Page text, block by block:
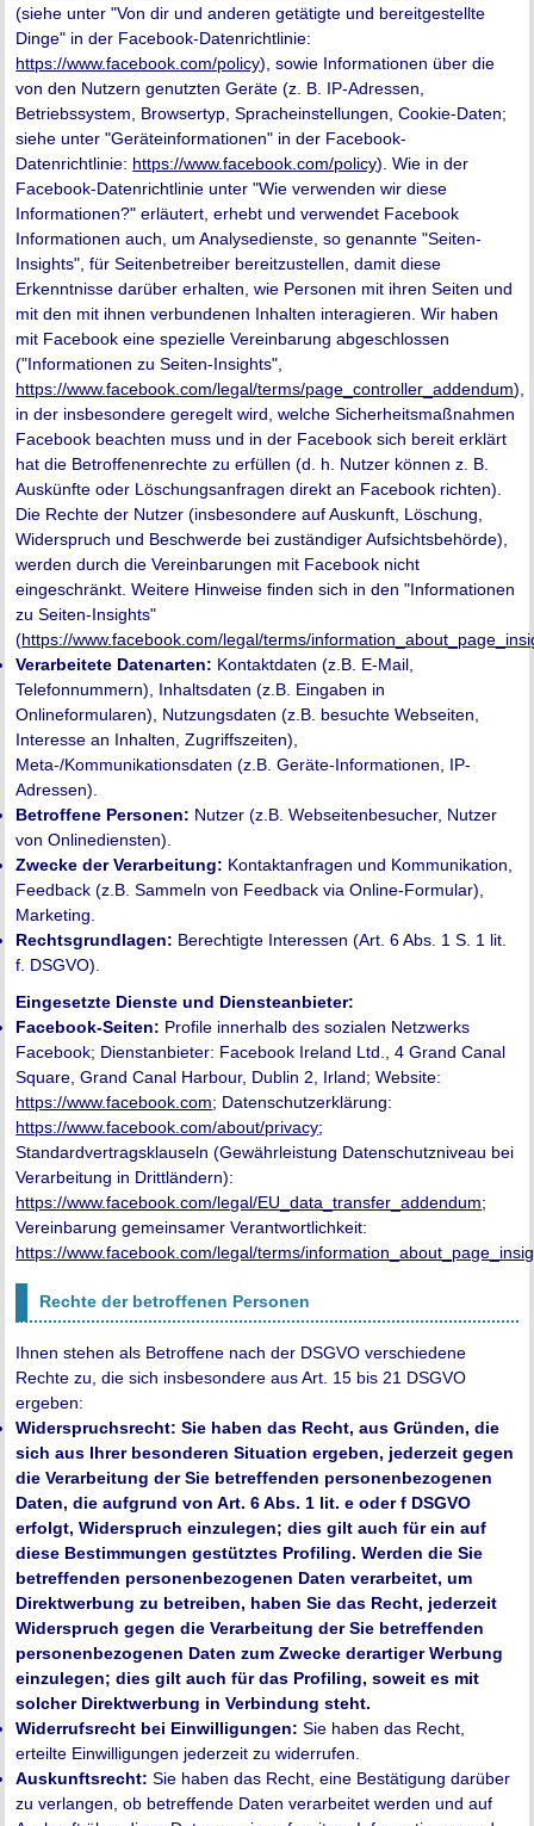
(siehe unter "Von dir und anderen getätigte und bereitgestellte
Dinge" in der Facebook-Datenrichtlinie:
https://www.facebook.com/policy), sowie Informationen über die
von den Nutzern genutzten Geräte (z. B. IP-Adressen,
Betriebssystem, Browsertyp, Spracheinstellungen, Cookie-Daten;
siehe unter "Geräteinformationen" in der Facebook-
Datenrichtlinie: https://www.facebook.com/policy). Wie in der
Facebook-Datenrichtlinie unter "Wie verwenden wir diese
Informationen?" erläutert, erhebt und verwendet Facebook
Informationen auch, um Analysedienste, so genannte "Seiten-
Insights", für Seitenbetreiber bereitzustellen, damit diese
Erkenntnisse darüber erhalten, wie Personen mit ihren Seiten und
mit den mit ihnen verbundenen Inhalten interagieren. Wir haben
mit Facebook eine spezielle Vereinbarung abgeschlossen
("Informationen zu Seiten-Insights",
https://www.facebook.com/legal/terms/page_controller_addendum),
in der insbesondere geregelt wird, welche Sicherheitsmaßnahmen
Facebook beachten muss und in der Facebook sich bereit erklärt
hat die Betroffenenrechte zu erfüllen (d. h. Nutzer können z. B.
Auskünfte oder Löschungsanfragen direkt an Facebook richten).
Die Rechte der Nutzer (insbesondere auf Auskunft, Löschung,
Widerspruch und Beschwerde bei zuständiger Aufsichtsbehörde),
werden durch die Vereinbarungen mit Facebook nicht
eingeschränkt. Weitere Hinweise finden sich in den "Informationen
zu Seiten-Insights"
(https://www.facebook.com/legal/terms/
Verarbeitete Datenarten: Kontaktdaten (z.B. E-Mail,
Telefonnummern), Inhaltsdaten (z.B. Eingaben in
Onlineformularen), Nutzungsdaten (z.B. besuchte Webseiten,
Interesse an Inhalten, Zugriffszeiten),
Meta-/Kommunikationsdaten (z.B. Geräte-Informationen, IP-
Adressen).
Betroffene Personen: Nutzer (z.B. Webseitenbesucher, Nutzer
von Onlinediensten).
Zwecke der Verarbeitung: Kontaktanfragen und Kommunikation,
Feedback (z.B. Sammeln von Feedback via Online-Formular),
Marketing.
Rechtsgrundlagen: Berechtigte Interessen (Art. 6 Abs. 1 S. 1 lit.
f. DSGVO).
Eingesetzte Dienste und Diensteanbieter:
Facebook-Seiten: Profile innerhalb des sozialen Netzwerks
Facebook; Dienstanbieter: Facebook Ireland Ltd., 4 Grand Canal
Square, Grand Canal Harbour, Dublin 2, Irland; Website:
https://www.facebook.com; Datenschutzerklärung:
https://www.facebook.com/about/privacy;
Standardvertragsklauseln (Gewährleistung Datenschutzniveau bei
Verarbeitung in Drittländern):
https://www.facebook.com/legal/EU_data_transfer_addendum;
Vereinbarung gemeinsamer Verantwortlichkeit:
https://www.facebook.com/legal/terms/
Rechte der betroffenen Personen
Ihnen stehen als Betroffene nach der DSGVO verschiedene
Rechte zu, die sich insbesondere aus Art. 15 bis 21 DSGVO
ergeben:
Widerspruchsrecht: Sie haben das Recht, aus Gründen, die
sich aus Ihrer besonderen Situation ergeben, jederzeit gegen
die Verarbeitung der Sie betreffenden personenbezogenen
Daten, die aufgrund von Art. 6 Abs. 1 lit. e oder f DSGVO
erfolgt, Widerspruch einzulegen; dies gilt auch für ein auf
diese Bestimmungen gestütztes Profiling. Werden die Sie
betreffenden personenbezogenen Daten verarbeitet, um
Direktwerbung zu betreiben, haben Sie das Recht, jederzeit
Widerspruch gegen die Verarbeitung der Sie betreffenden
personenbezogenen Daten zum Zwecke derartiger Werbung
einzulegen; dies gilt auch für das Profiling, soweit es mit
solcher Direktwerbung in Verbindung steht.
Widerrufsrecht bei Einwilligungen: Sie haben das Recht,
erteilte Einwilligungen jederzeit zu widerrufen.
Auskunftsrecht: Sie haben das Recht, eine Bestätigung darüber
zu verlangen, ob betreffende Daten verarbeitet werden und auf